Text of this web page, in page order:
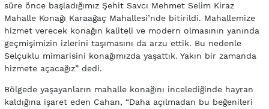
süre önce başladığımız Şehit Savcı Mehmet Selim Kiraz
Mahalle Konağı Karaağaç Mahallesi’nde bitirildi. Mahallemize
hizmet verecek konağın kaliteli ve modern olmasının yanında
geçmişimizin izlerini taşımasını da arzu ettik. Bu nedenle
Selçuklu mimarisini konağımızda yaşattık. Yakın bir zamanda
hizmete açacağız” dedi.
Bölgede yaşayanların mahalle konağını incelediğinde hayran
kaldığına işaret eden Cahan, “Daha açılmadan bu beğenileri